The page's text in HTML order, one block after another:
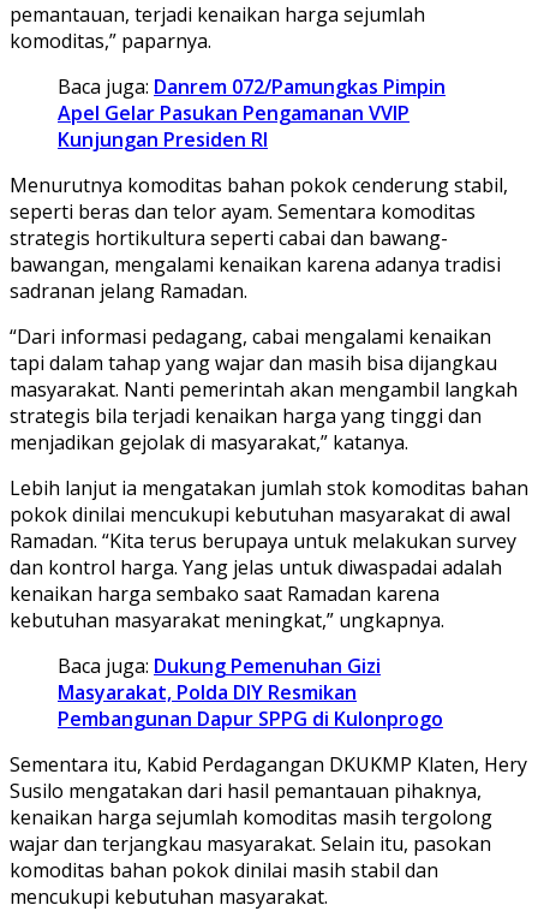
pemantauan, terjadi kenaikan harga sejumlah
komoditas,” paparnya.
Baca juga: Danrem 072/Pamungkas Pimpin
Apel Gelar Pasukan Pengamanan VVIP
Kunjungan Presiden RI
Menurutnya komoditas bahan pokok cenderung stabil,
seperti beras dan telor ayam. Sementara komoditas
strategis hortikultura seperti cabai dan bawang-
bawangan, mengalami kenaikan karena adanya tradisi
sadranan jelang Ramadan.
“Dari informasi pedagang, cabai mengalami kenaikan
tapi dalam tahap yang wajar dan masih bisa dijangkau
masyarakat. Nanti pemerintah akan mengambil langkah
strategis bila terjadi kenaikan harga yang tinggi dan
menjadikan gejolak di masyarakat,” katanya.
Lebih lanjut ia mengatakan jumlah stok komoditas bahan
pokok dinilai mencukupi kebutuhan masyarakat di awal
Ramadan. “Kita terus berupaya untuk melakukan survey
dan kontrol harga. Yang jelas untuk diwaspadai adalah
kenaikan harga sembako saat Ramadan karena
kebutuhan masyarakat meningkat,” ungkapnya.
Baca juga: Dukung Pemenuhan Gizi
Masyarakat, Polda DIY Resmikan
Pembangunan Dapur SPPG di Kulonprogo
Sementara itu, Kabid Perdagangan DKUKMP Klaten, Hery
Susilo mengatakan dari hasil pemantauan pihaknya,
kenaikan harga sejumlah komoditas masih tergolong
wajar dan terjangkau masyarakat. Selain itu, pasokan
komoditas bahan pokok dinilai masih stabil dan
mencukupi kebutuhan masyarakat.